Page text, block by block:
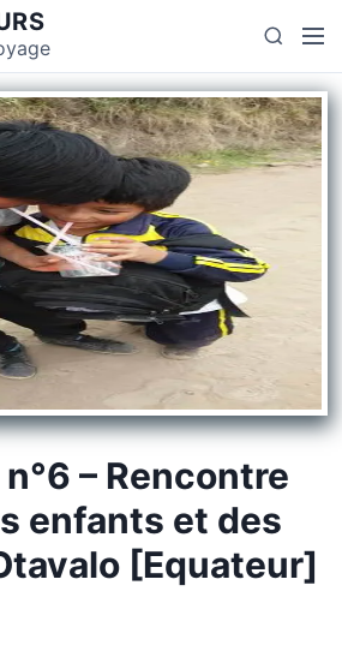
– Rencontre
enfants et des
[Equateur]